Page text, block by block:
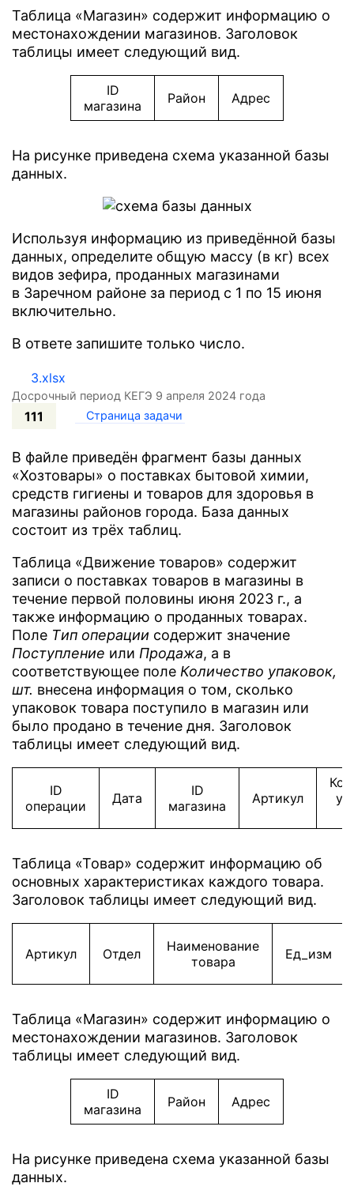
Таблица «Магазин» содержит информацию о
местонахождении магазинов. Заголовок
таблицы имеет следующий вид.
ID
магазина
Район Адрес
На рисунке приведена схема указанной базы
данных.
Используя информацию из приведённой базы
данных, определите общую массу (в кг) всех
видов зефира, проданных магазинами
в Заречном районе за период с 1 по 15 июня
включительно.
В ответе запишите только число.
3.xlsx
Досрочный период КЕГЭ 9 апреля 2024 года
111
В файле приведён фрагмент базы данных
«Хозтовары» о поставках бытовой химии,
средств гигиены и товаров для здоровья в
магазины районов города. База данных
состоит из трёх таблиц.
Таблица «Движение товаров» содержит
записи о поставках товаров в магазины в
течение первой половины июня 2023 г., а
также информацию о проданных товарах.
Поле Tип операции содержит значение
Поступление или Продажа, а в
соответствующее поле Количество упаковок,
шт. внесена информация о том, сколько
упаковок товара поступило в магазин или
было продано в течение дня. Заголовок
таблицы имеет следующий вид.
ID
операции
Дата
ID
магазина
Артикул
Таблица «Товар» содержит информацию об
основных характеристиках каждого товара.
Заголовок таблицы имеет следующий вид.
Артикул Отдел
Наименование
товара
Ед_изм
Таблица «Магазин» содержит информацию о
местонахождении магазинов. Заголовок
таблицы имеет следующий вид.
ID
магазина
Район Адрес
На рисунке приведена схема указанной базы
данных.
Страница задачи